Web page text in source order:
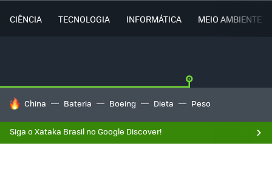
CIÊNCIA TECNOLOGIA INFORMÁTICA MEIO AMBIENTE
TENDÊNCIAS DO DIA
China Bateria Boeing Dieta Peso
Siga o Xataka Brasil no Google Discover!